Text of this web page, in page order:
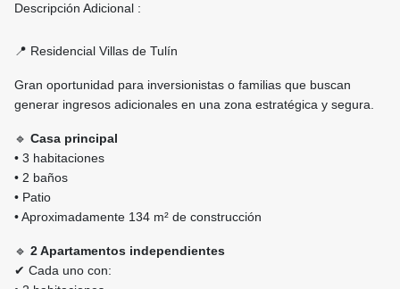
Descripción Adicional :
📍 Residencial Villas de Tulín
Gran oportunidad para inversionistas o familias que buscan
generar ingresos adicionales en una zona estratégica y segura.
🔹 Casa principal
• 3 habitaciones
• 2 baños
• Patio
• Aproximadamente 134 m² de construcción
🔹 2 Apartamentos independientes
✔ Cada uno con: